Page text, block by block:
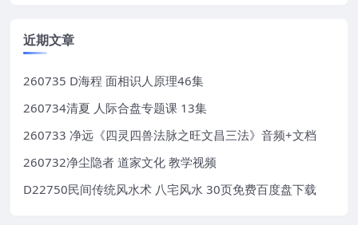
近期文章
260735 D海程 面相识人原理46集
260734清夏 人际合盘专题课 13集
260733 净远《四灵四兽法脉之旺文昌三法》音频+文档
260732净尘隐者 道家文化 教学视频
D22750民间传统风水术 八宅风水 30页免费百度盘下载